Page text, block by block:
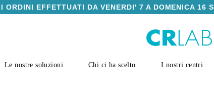
ORDINI EFFETTUATI DA VENERDI' 7 A DOMENICA 16
Le nostre soluzioni Chi ci ha scelto I nostri centri